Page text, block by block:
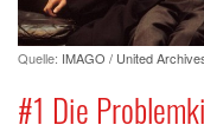
Quelle: IMAGO / United
#1 Die